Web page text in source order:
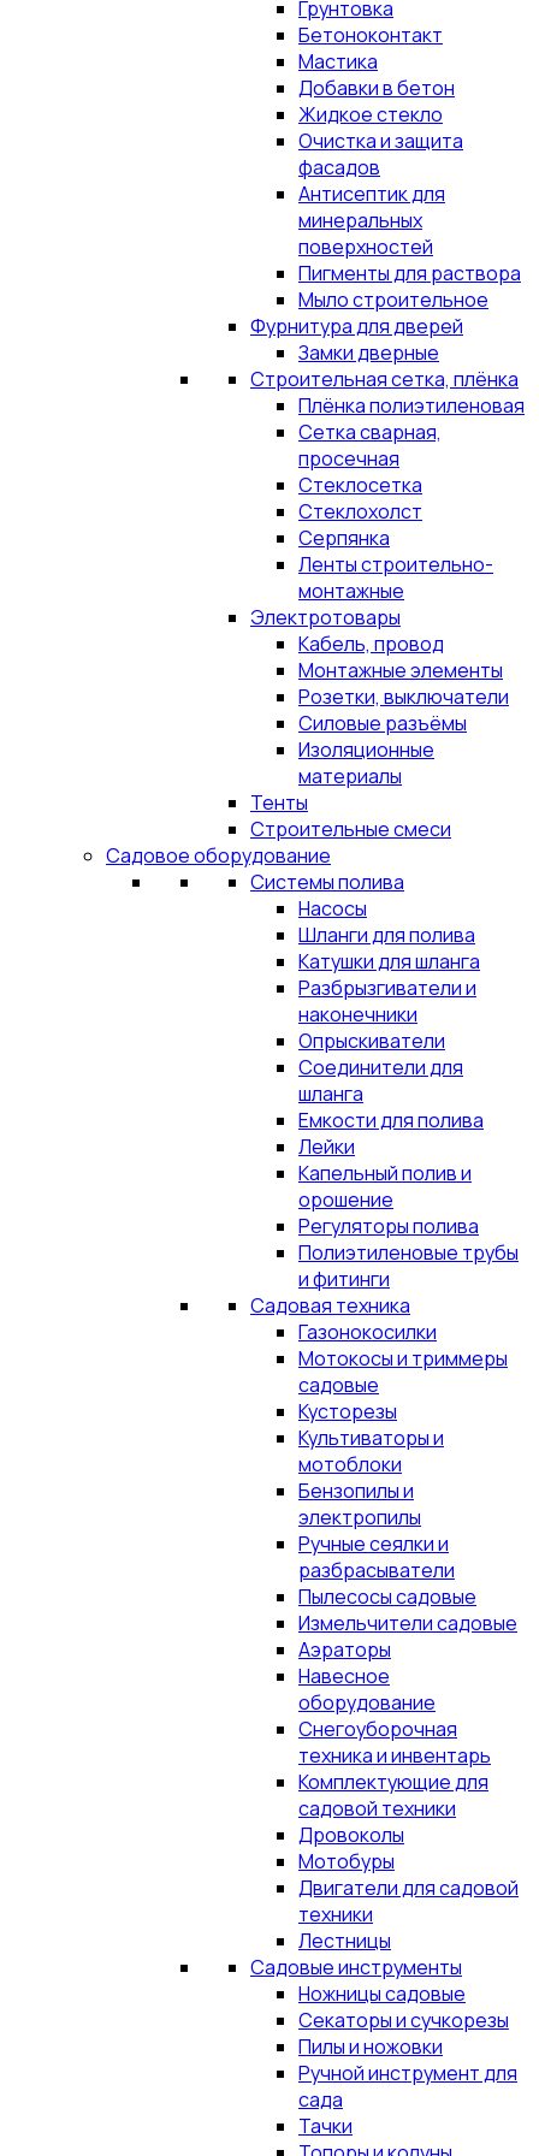
Грунтовка
Бетоноконтакт
Мастика
Добавки в бетон
Жидкое стекло
Очистка и защита
фасадов
Антисептик для
минеральных
поверхностей
Пигменты для раствора
Мыло строительное
Фурнитура для дверей
Замки дверные
Строительная сетка, плёнка
Плёнка полиэтиленовая
Сетка сварная,
просечная
Стеклосетка
Стеклохолст
Серпянка
Ленты строительно-
монтажные
Электротовары
Кабель, провод
Монтажные элементы
Розетки, выключатели
Силовые разъёмы
Изоляционные
материалы
Тенты
Строительные смеси
Садовое оборудование
Системы полива
Насосы
Шланги для полива
Катушки для шланга
Разбрызгиватели и
наконечники
Опрыскиватели
Соединители для
шланга
Емкости для полива
Лейки
Капельный полив и
орошение
Регуляторы полива
Полиэтиленовые трубы
и фитинги
Садовая техника
Газонокосилки
Мотокосы и триммеры
садовые
Кусторезы
Культиваторы и
мотоблоки
Бензопилы и
электропилы
Ручные сеялки и
разбрасыватели
Пылесосы садовые
Измельчители садовые
Аэраторы
Навесное
оборудование
Снегоуборочная
техника и инвентарь
Комплектующие для
садовой техники
Дровоколы
Мотобуры
Двигатели для садовой
техники
Лестницы
Садовые инструменты
Ножницы садовые
Секаторы и сучкорезы
Пилы и ножовки
Ручной инструмент для
сада
Тачки